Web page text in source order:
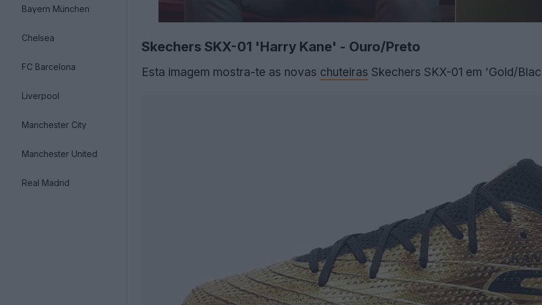
Bayern München
Chelsea
FC Barcelona
Liverpool
Manchester City
Manchester United
Real Madrid
Skechers SKX-01 'Harry Kane' - Ouro/Preto
Esta imagem mostra-te as novas chuteiras Skechers SKX-01 em 'Gold/